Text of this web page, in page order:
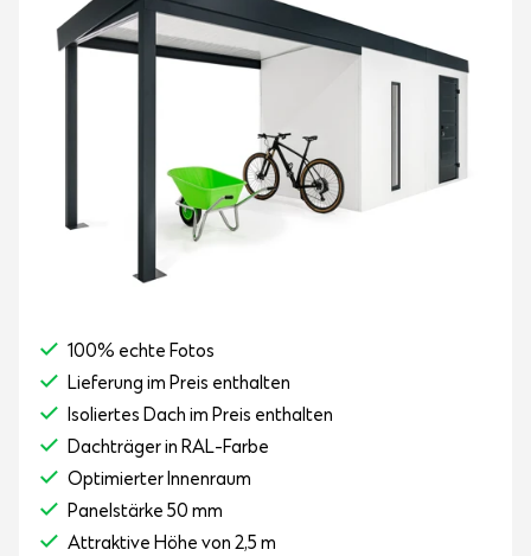
100% echte Fotos
Lieferung im Preis enthalten
Isoliertes Dach im Preis enthalten
Dachträger in RAL-Farbe
Optimierter Innenraum
Panelstärke 50 mm
Attraktive Höhe von 2,5 m